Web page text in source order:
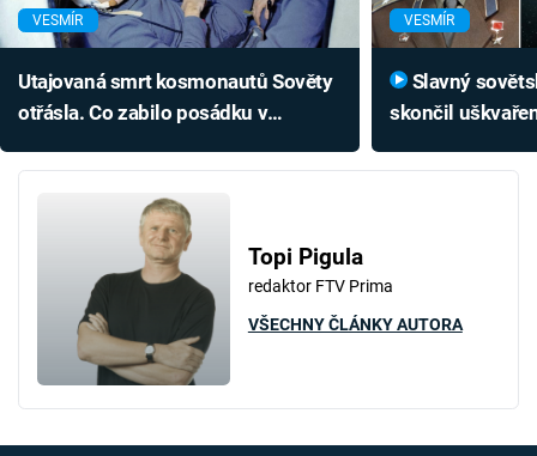
VESMÍR
Utajovaná smrt kosmonautů Sověty
otřásla. Co zabilo posádku v
VESMÍR
skončil
poslední slova
Topi Pigula
redaktor FTV Prima
VŠECHNY ČLÁNKY AUTORA